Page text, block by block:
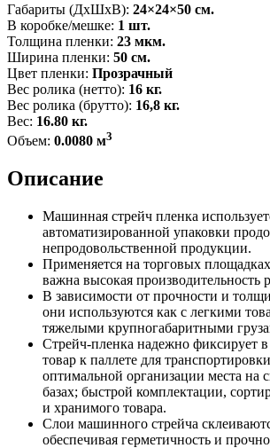
Габариты (ДxШxВ): 24×24×50 см.
В коробке/мешке: 1 шт.
Толщина пленки: 23 мкм.
Ширина пленки: 50 см.
Цвет пленки: Прозрачный
Вес ролика (нетто): 16 кг.
Вес ролика (брутто): 16,8 кг.
Вес: 16.80 кг.
Объем: 0.0080 м3
Описание
Машинная стрейч пленка
автоматизированной упаковки
непродовольственной продукции.
Применяется на торговых
важна высокая производительность
В зависимости от прочности и
они используются как с легкими
тяжелыми крупногабаритными
Стрейч-пленка надежно фиксирует
товар к паллете для
оптимальной организации места на
базах; быстрой комплектации,
и хранимого товара.
Слои машинного стрейча
обеспечивая герметичность и